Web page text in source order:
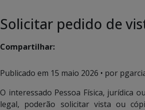
Solicitar pedido de
Compartilhar:
Publicado em 15 maio 2026 • por
O interessado Pessoa Física, jurídica
legal, poderão solicitar vista ou